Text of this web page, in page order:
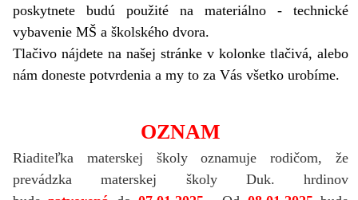
poskytnete budú použité na materiálno - technické
vybavenie MŠ a školského dvora.
Tlačivo nájdete na našej stránke v kolonke tlačivá, alebo
nám doneste potvrdenia a my to za Vás všetko urobíme.
OZNAM
Riaditeľka materskej školy oznamuje rodičom, že
prevádzka materskej školy Duk. hrdinov